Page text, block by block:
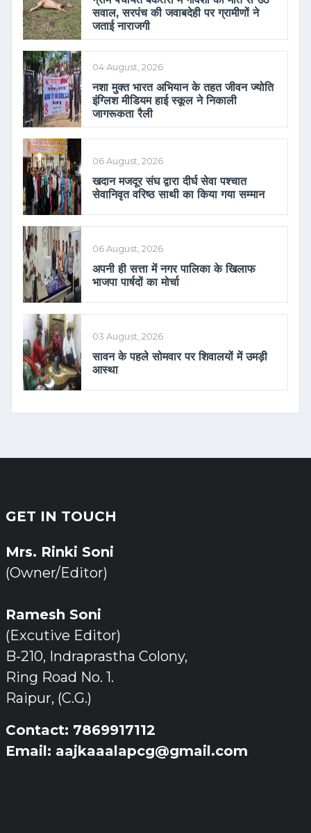
सवाल, सरपंच की जवाबदेही पर ग्रामीणों ने
जताई नाराजगी
04 August, 2026
नशा मुक्त भारत अभियान के तहत जीवन ज्योति
इंग्लिश मीडियम हाई स्कूल ने निकाली
जागरूकता रैली
06 August, 2026
खदान मजदूर संघ द्वारा दीर्घ सेवा पश्चात
सेवानिवृत वरिष्ठ साथी का किया गया सम्मान
06 August, 2026
अपनी ही सत्ता में नगर पालिका के खिलाफ
भाजपा पार्षदों का मोर्चा
03 August, 2026
सावन के पहले सोमवार पर शिवालयों में उमड़ी
आस्था
GET IN TOUCH
Mrs. Rinki Soni
(Owner/Editor)
Ramesh Soni
(Excutive Editor)
B-210, Indraprastha Colony,
Ring Road No. 1.
Raipur, (C.G.)
Contact: 7869917112
Email: aajkaaalapcg@gmail.com